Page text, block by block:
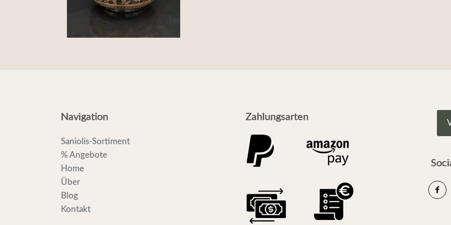
Navigation
Saniolis-Sortiment
% Angebote
Home
Über
Blog
Kontakt
Zahlungsarten